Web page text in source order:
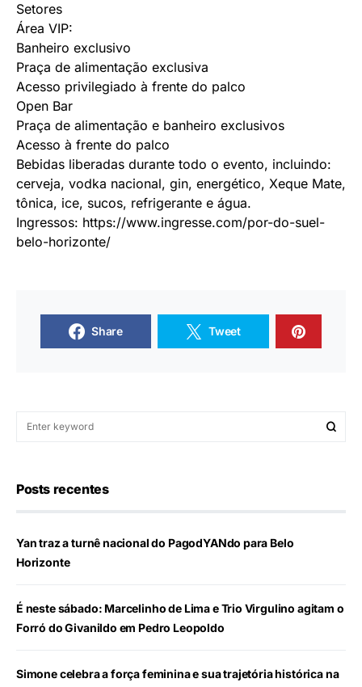
Setores
Área VIP:
Banheiro exclusivo
Praça de alimentação exclusiva
Acesso privilegiado à frente do palco
Open Bar
Praça de alimentação e banheiro exclusivos
Acesso à frente do palco
Bebidas liberadas durante todo o evento, incluindo:
cerveja, vodka nacional, gin, energético, Xeque Mate,
tônica, ice, sucos, refrigerante e água.
Ingressos: https://www.ingresse.com/por-do-suel-
belo-horizonte/
Share Tweet
Posts recentes
Yan traz a turnê nacional do PagodYANdo para Belo
Horizonte
É neste sábado: Marcelinho de Lima e Trio Virgulino agitam o
Forró do Givanildo em Pedro Leopoldo
Simone celebra a força feminina e sua trajetória histórica na